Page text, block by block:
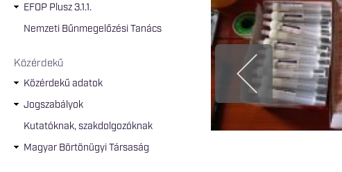
EFOP Plusz 3.1.1.
Nemzeti Bűnmegelőzési Tanács
Közérdekű
Közérdekű adatok
Jogszabályok
Kutatóknak, szakdolgozóknak
Magyar Börtönügyi Társaság